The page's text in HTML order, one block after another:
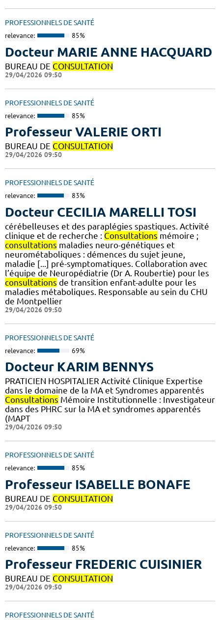
PROFESSIONNELS DE SANTÉ
relevance: 85%
Docteur MARIE ANNE HACQUARD
BUREAU DE CONSULTATION
29/04/2026 09:50
PROFESSIONNELS DE SANTÉ
relevance: 85%
Professeur VALERIE ORTI
BUREAU DE CONSULTATION
29/04/2026 09:50
PROFESSIONNELS DE SANTÉ
relevance: 83%
Docteur CECILIA MARELLI TOSI
cérébelleuses et des paraplégies spastiques. Activité
clinique et de recherche : Consultations mémoire ;
consultations maladies neuro-génétiques et
neurométaboliques : démences du sujet jeune,
maladie [...] pré-symptomatiques. Collaboration avec
l’équipe de Neuropédiatrie (Dr A. Roubertie) pour les
consultations de transition enfant-adulte pour les
maladies métaboliques. Responsable au sein du CHU
de Montpellier
29/04/2026 09:50
PROFESSIONNELS DE SANTÉ
relevance: 69%
Docteur KARIM BENNYS
PRATICIEN HOSPITALIER Activité Clinique Expertise
dans le domaine de la MA et Syndromes apparentés
Consultations Mémoire Institutionnelle : Investigateur
dans des PHRC sur la MA et syndromes apparentés
(MAPT
29/04/2026 09:50
PROFESSIONNELS DE SANTÉ
relevance: 85%
Professeur ISABELLE BONAFE
BUREAU DE CONSULTATION
29/04/2026 09:50
PROFESSIONNELS DE SANTÉ
relevance: 85%
Professeur FREDERIC CUISINIER
BUREAU DE CONSULTATION
29/04/2026 09:50
PROFESSIONNELS DE SANTÉ